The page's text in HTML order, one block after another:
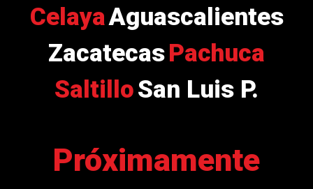
CelayaAguascalientes
ZacatecasPachuca
SaltilloSan Luis P.
Próximamente